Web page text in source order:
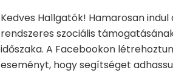
Kedves Hallgatók! Hamarosan
rendszeres szociális
időszaka. A Facebookon
eseményt, hogy segítséget